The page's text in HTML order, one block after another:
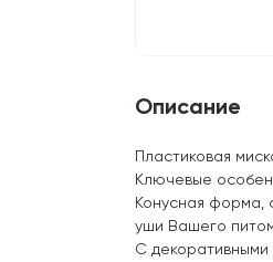
Описание
Пластиковая
Ключевые
Конусная форма,
уши Вашего
С декоративными